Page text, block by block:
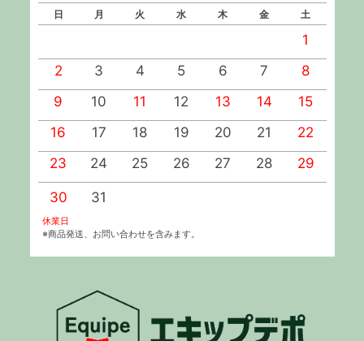
日 月 火 水 木 金 土
1
2
3 4 5 6 7
8
9
10 11 12 13 14
15
16
17 18 19 20 21
22
23
24 25 26 27 28 29
30 31
休業日
※商品発送、お問い合わせを含みます。